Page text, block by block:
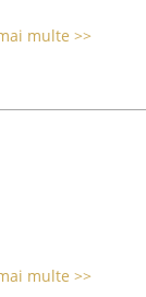
multe >>
multe >>